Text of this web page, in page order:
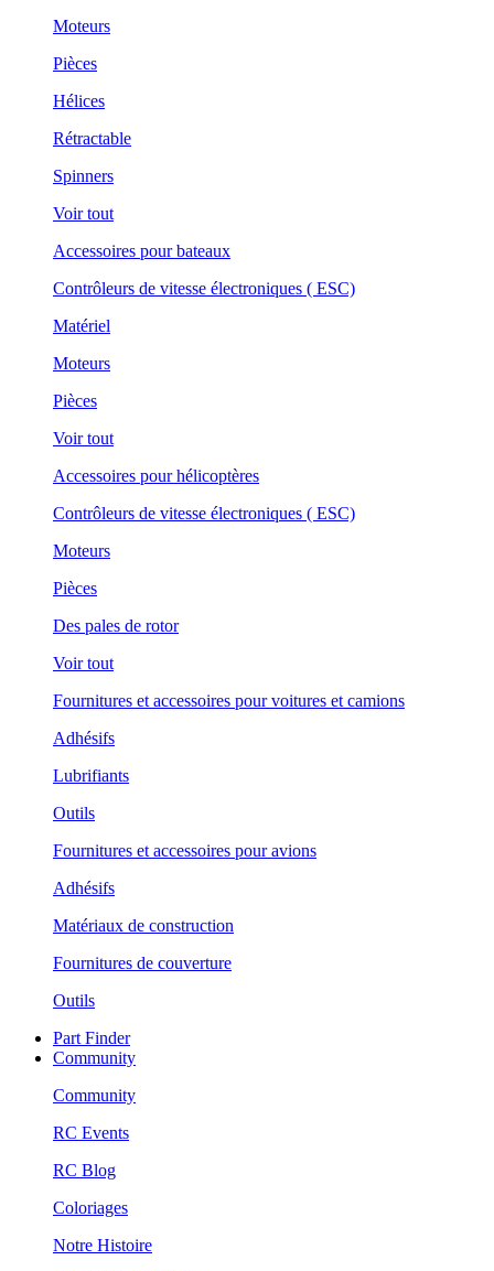
Moteurs
Pièces
Hélices
Rétractable
Spinners
Voir tout
Accessoires pour bateaux
Contrôleurs de vitesse électroniques ( ESC)
Matériel
Moteurs
Pièces
Voir tout
Accessoires pour hélicoptères
Contrôleurs de vitesse électroniques ( ESC)
Moteurs
Pièces
Des pales de rotor
Voir tout
Fournitures et accessoires pour voitures et camions
Adhésifs
Lubrifiants
Outils
Fournitures et accessoires pour avions
Adhésifs
Matériaux de construction
Fournitures de couverture
Outils
Part Finder
Community
Community
RC Events
RC Blog
Coloriages
Notre Histoire